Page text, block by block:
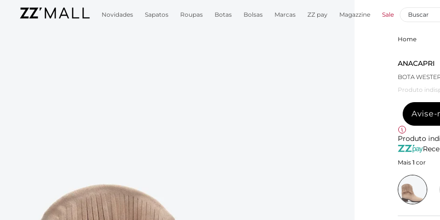
Novidades Sapatos Roupas Botas Bolsas Marcas ZZ pay Magazzine Sale
Home
ANACAPRI
BOTA
Produto
Avise-
Produto
Mais 1 cor